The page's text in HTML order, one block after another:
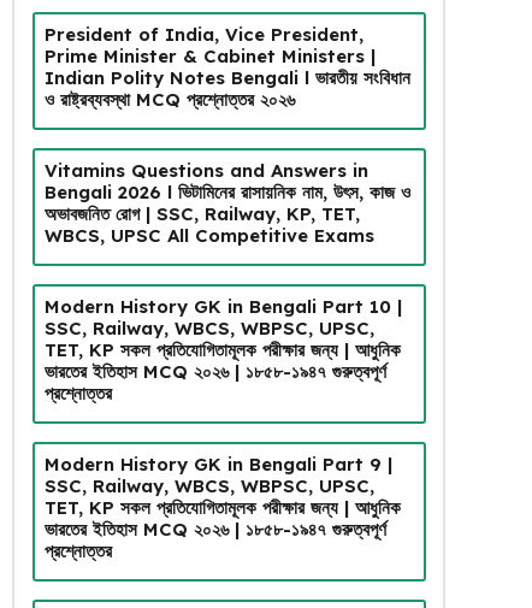
President of India, Vice President,
Prime Minister & Cabinet Ministers |
Indian Polity Notes Bengali l ভারতীয় সংবিধান
ও রাষ্ট্রব্যবস্থা MCQ প্রশ্নোত্তর ২০২৬
Vitamins Questions and Answers in
Bengali 2026 l ভিটামিনের রাসায়নিক নাম, উৎস, কাজ ও
অভাবজনিত রোগ | SSC, Railway, KP, TET,
WBCS, UPSC All Competitive Exams
Modern History GK in Bengali Part 10 |
SSC, Railway, WBCS, WBPSC, UPSC,
TET, KP সকল প্রতিযোগিতামূলক পরীক্ষার জন্য | আধুনিক
ভারতের ইতিহাস MCQ ২০২৬ | ১৮৫৮-১৯৪৭ গুরুত্বপূর্ণ
প্রশ্নোত্তর
Modern History GK in Bengali Part 9 |
SSC, Railway, WBCS, WBPSC, UPSC,
TET, KP সকল প্রতিযোগিতামূলক পরীক্ষার জন্য | আধুনিক
ভারতের ইতিহাস MCQ ২০২৬ | ১৮৫৮-১৯৪৭ গুরুত্বপূর্ণ
প্রশ্নোত্তর